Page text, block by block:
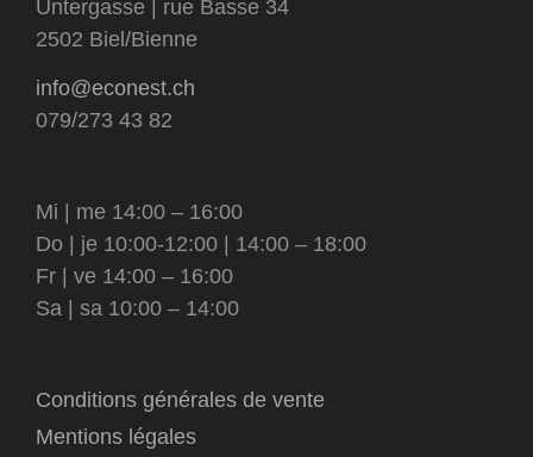
Untergasse | rue Basse 34
2502 Biel/Bienne
info@econest.ch
079/273 43 82
Mi | me 14:00 – 16:00
Do | je 10:00-12:00 | 14:00 – 18:00
Fr | ve 14:00 – 16:00
Sa | sa 10:00 – 14:00
Conditions générales de vente
Mentions légales